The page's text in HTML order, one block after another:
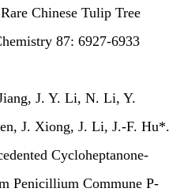
Chinese Tulip Tree
87: 6927-6933
J. Y. Li, N. Li, Y.
J. Xiong, J. Li, J.-F. Hu*.
Cycloheptanone-
Penicillium CommuneP-